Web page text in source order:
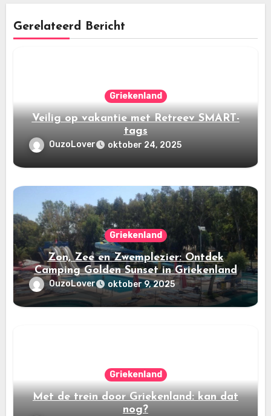
Gerelateerd Bericht
Griekenland
Veilig op vakantie met Retreev SMART-
tags
OuzoLover oktober 24, 2025
Griekenland
Zon, Zee en Zwemplezier: Ontdek
Camping Golden Sunset in Griekenland
OuzoLover oktober 9, 2025
Griekenland
Met de trein door Griekenland: kan dat
nog?